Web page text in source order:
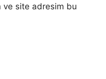
ve site adresim bu